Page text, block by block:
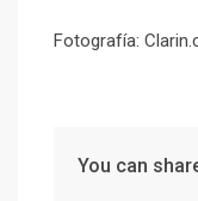
Fotografía:
You can